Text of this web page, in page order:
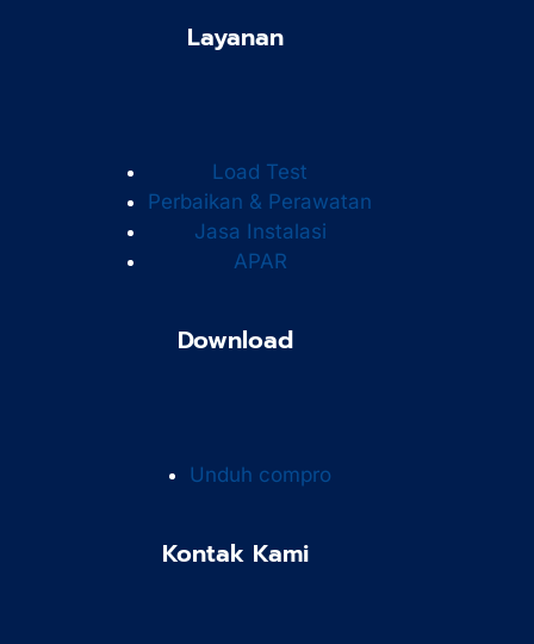
Layanan
Load Test
Perbaikan & Perawatan
Jasa Instalasi
APAR
Download
Unduh compro
Kontak Kami